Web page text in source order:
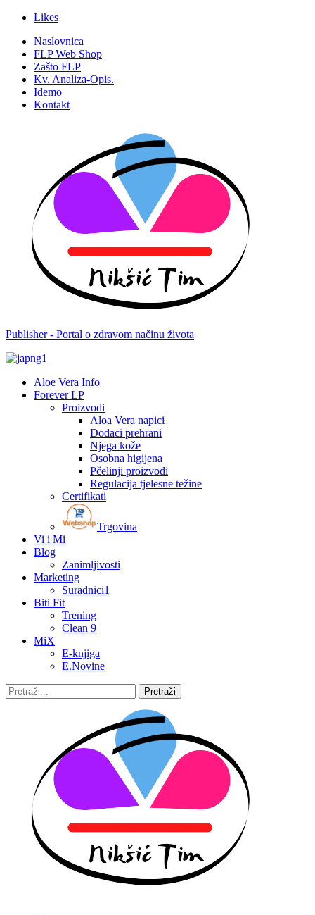
Likes
Naslovnica
FLP Web Shop
Zašto FLP
Kv. Analiza-Opis.
Idemo
Kontakt
Publisher - Portal o zdravom načinu života
Aloe Vera Info
Forever LP
Proizvodi
Aloa Vera napici
Dodaci prehrani
Njega kože
Osobna higijena
Pčelinji proizvodi
Regulacija tjelesne težine
Certifikati
Trgovina
Vi i Mi
Blog
Zanimljivosti
Marketing
Suradnici1
Biti Fit
Trening
Clean 9
MiX
E-knjiga
E.Novine